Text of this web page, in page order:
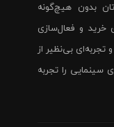
بدون هیچ‌گونه
خرید و فعال‌سازی
بی‌نظیر از
سینمایی را تجربه